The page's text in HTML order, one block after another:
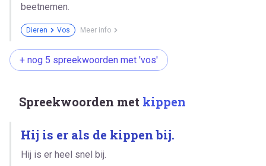
beetnemen.
Dieren Vos Meer info
+ nog 5 spreekwoorden met 'vos'
Spreekwoorden met kippen
Hij is er als de kippen bij.
Hij is er heel snel bij.